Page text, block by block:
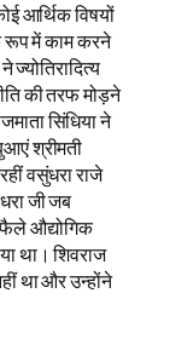
आर्थिक विषयों
रूप में काम करने
की तरफ मोड़ने
सिंधिया ने
श्रीमती
वसुंधरा राजे
जी जब
फैले औद्योगिक
था। शिवराज
था और उन्होंने